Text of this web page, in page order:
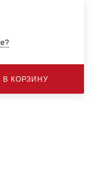
В КОРЗИНУ